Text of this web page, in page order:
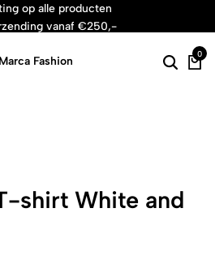
op alle producten
vanaf €250,-
0
shirt White and